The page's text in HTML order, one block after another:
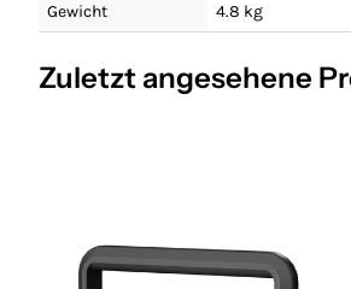
Gewicht 4.8 kg
Zuletzt angesehene